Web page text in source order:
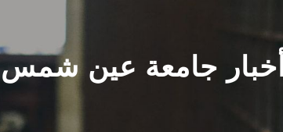
أخبار جامعة عين شمس